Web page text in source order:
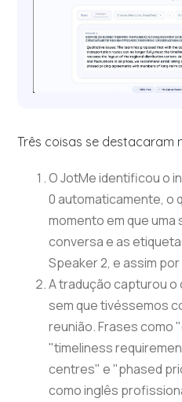
Três coisas se destacaram
O JotMe identificou o
0 automaticamente, o
momento em que
conversa e as
Speaker 2, e assim
A tradução capturou
sem que tivéssemos
reunião. Frases como
"timeliness
centres" e "phased
como inglês